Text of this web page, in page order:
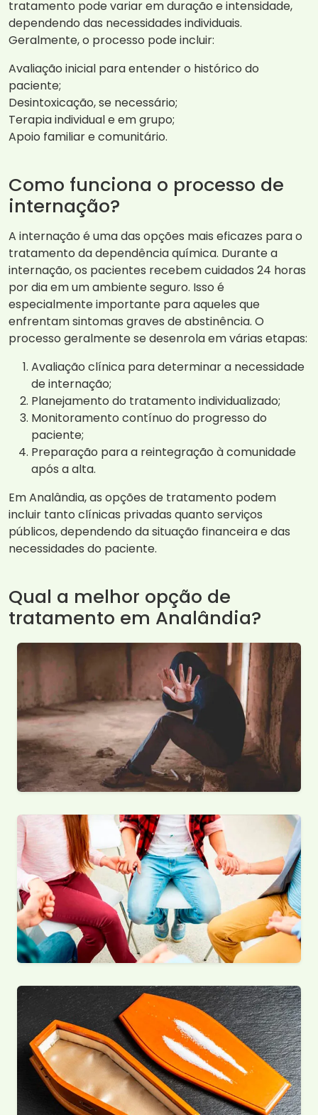
tratamento pode variar em duração e intensidade,
dependendo das necessidades individuais.
Geralmente, o processo pode incluir:
Avaliação inicial para entender o histórico do
paciente;
Desintoxicação, se necessário;
Terapia individual e em grupo;
Apoio familiar e comunitário.
Como funciona o processo de
internação?
A internação é uma das opções mais eficazes para o
tratamento da dependência química. Durante a
internação, os pacientes recebem cuidados 24 horas
por dia em um ambiente seguro. Isso é
especialmente importante para aqueles que
enfrentam sintomas graves de abstinência. O
processo geralmente se desenrola em várias etapas:
Avaliação clínica para determinar a necessidade
de internação;
Planejamento do tratamento individualizado;
Monitoramento contínuo do progresso do
paciente;
Preparação para a reintegração à comunidade
após a alta.
Em Analândia, as opções de tratamento podem
incluir tanto clínicas privadas quanto serviços
públicos, dependendo da situação financeira e das
necessidades do paciente.
Qual a melhor opção de
tratamento em Analândia?